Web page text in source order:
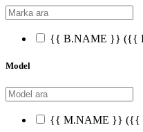
{{ B.NAME }} ({{
Model
{{ M.NAME }} ({{